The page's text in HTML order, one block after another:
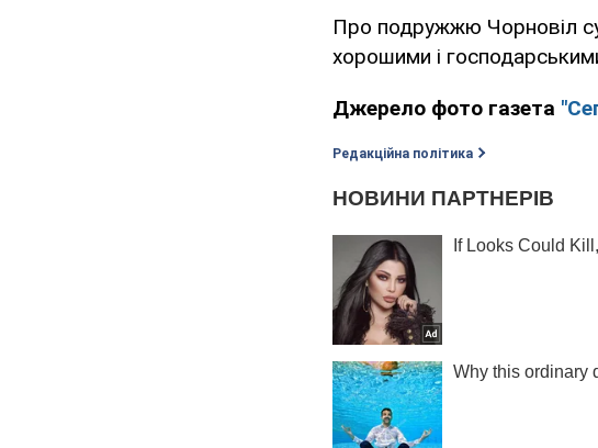
Про подружжю Чорновіл
хорошими і
Джерело фото газета
Редакційна політика